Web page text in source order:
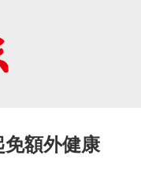
免額外健康